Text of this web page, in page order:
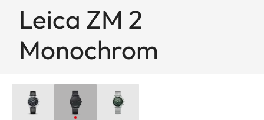
Leica ZM 2
Monochrom